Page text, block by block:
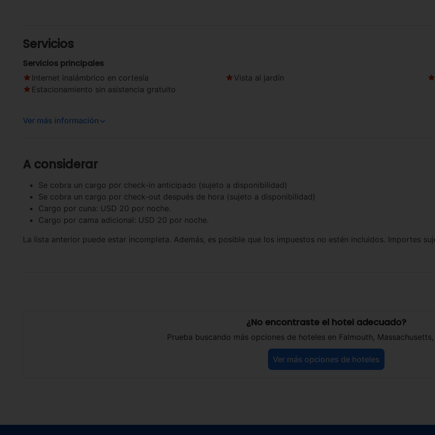
Servicios
Servicios principales
Internet inalámbrico en cortesía
Vista al jardín
Estacionamiento sin asistencia gratuito
Ver más información
A considerar
Se cobra un cargo por check-in anticipado (sujeto a disponibilidad)
Se cobra un cargo por check-out después de hora (sujeto a disponibilidad)
Cargo por cuna: USD 20 por noche.
Cargo por cama adicional: USD 20 por noche.
La lista anterior puede estar incompleta. Además, es posible que los impuestos no estén incluidos. Importes
¿No encontraste el hotel adecuado?
Prueba buscando más opciones de hoteles en Falmouth,
Ver más opciones de hoteles